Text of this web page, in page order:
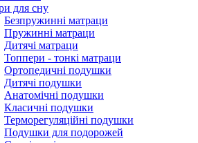
для сну
Безпружинні матраци
Пружинні матраци
Дитячі матраци
Топпери - тонкі матраци
Ортопедичні подушки
Дитячі подушки
Анатомічні подушки
Класичні подушки
Терморегуляційні подушки
Подушки для подорожей